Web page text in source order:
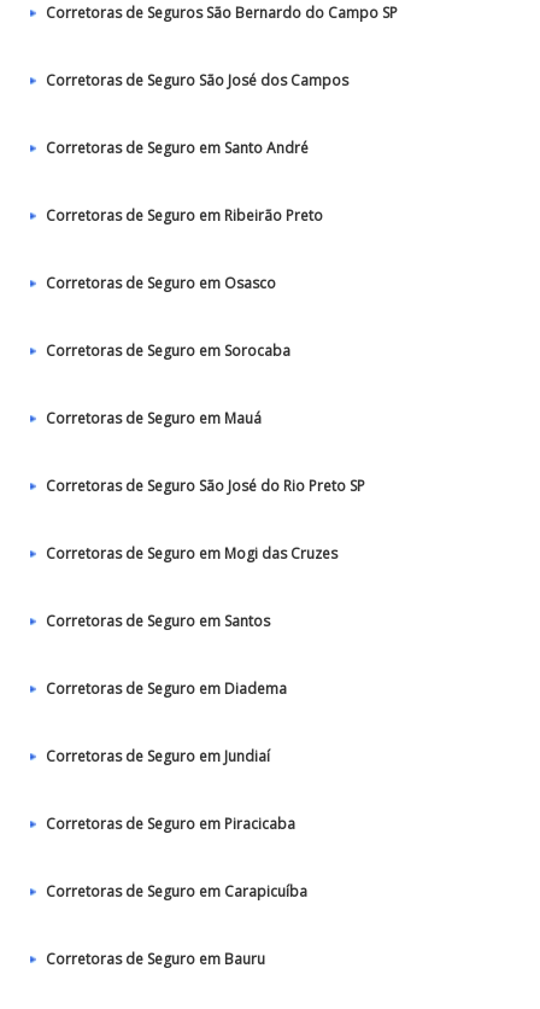
Corretoras de Seguros São Bernardo do Campo SP
Corretoras de Seguro São José dos Campos
Corretoras de Seguro em Santo André
Corretoras de Seguro em Ribeirão Preto
Corretoras de Seguro em Osasco
Corretoras de Seguro em Sorocaba
Corretoras de Seguro em Mauá
Corretoras de Seguro São José do Rio Preto SP
Corretoras de Seguro em Mogi das Cruzes
Corretoras de Seguro em Santos
Corretoras de Seguro em Diadema
Corretoras de Seguro em Jundiaí
Corretoras de Seguro em Piracicaba
Corretoras de Seguro em Carapicuíba
Corretoras de Seguro em Bauru